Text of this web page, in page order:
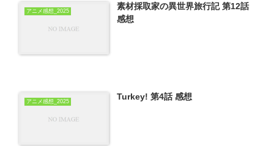
アニメ感想_2025
素材採取家の異世界旅行記 第12話
感想
アニメ感想_2025 Turkey! 第4話 感想